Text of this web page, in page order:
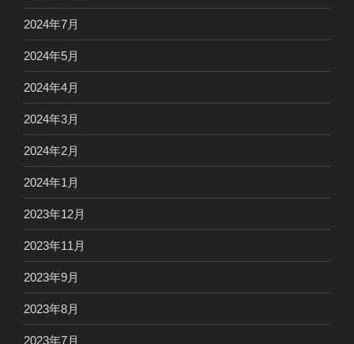
2024年7月
2024年5月
2024年4月
2024年3月
2024年2月
2024年1月
2023年12月
2023年11月
2023年9月
2023年8月
2023年7月